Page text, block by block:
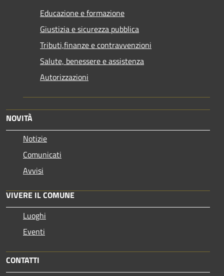
Educazione e formazione
Giustizia e sicurezza pubblica
Tributi,finanze e contravvenzioni
Salute, benessere e assistenza
Autorizzazioni
NOVITÀ
Notizie
Comunicati
Avvisi
VIVERE IL COMUNE
Luoghi
Eventi
CONTATTI